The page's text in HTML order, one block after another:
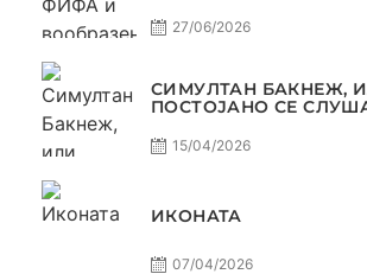
27/06/2026
СИМУЛТАН БАКНЕЖ,
ПОСТОЈАНО СЕ
15/04/2026
ИКОНАТА
07/04/2026